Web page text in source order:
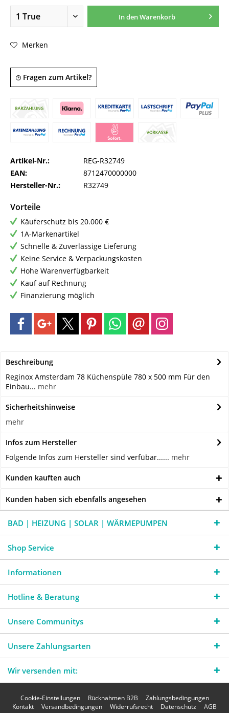
In denWarenkorb
Merken
Fragen zum Artikel?
Artikel-Nr.:
REG-R32749
EAN:
8712470000000
Hersteller-Nr.:
R32749
Vorteile
Käuferschutz bis 20.000 €
1A-Markenartikel
Schnelle & Zuverlässige Lieferung
Keine Service & Verpackungskosten
Hohe Warenverfügbarkeit
Kauf auf Rechnung
Finanzierung möglich
Beschreibung
Reginox Amsterdam 78 Küchenspüle 780 x 500 mm Für den
Einbau... mehr
Sicherheitshinweise
mehr
Infos zum Hersteller
Folgende Infos zum Hersteller sind verfübar...... mehr
Kunden kauften auch
Kunden haben sich ebenfalls angesehen
BAD | HEIZUNG | SOLAR | WÄRMEPUMPEN
Shop Service
Informationen
Hotline & Beratung
Unsere Communitys
Unsere Zahlungsarten
Wir versenden mit:
Cookie-Einstellungen Rücknahmen B2B
Zahlungsbedingungen
Kontakt
Versandbedingungen Widerrufsrecht Datenschutz
AGB